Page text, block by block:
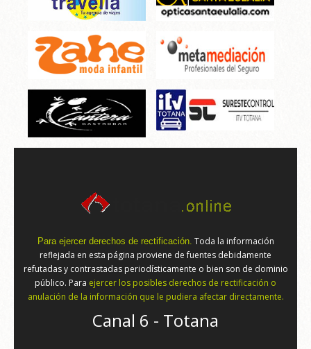
Para ejercer derechos de rectificación. Toda la información
reflejada en esta página proviene de fuentes debidamente
refutadas y contrastadas periodísticamente o bien son de dominio
público. Para ejercer los posibles derechos de rectificación o
anulación de la información que le pudiera afectar directamente.
Canal 6 - Totana